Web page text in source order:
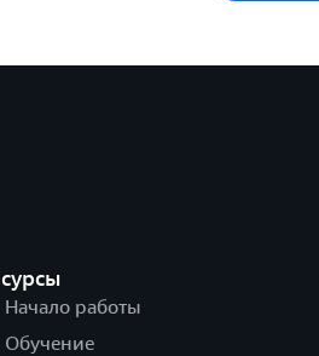
Начало работы
Обучение